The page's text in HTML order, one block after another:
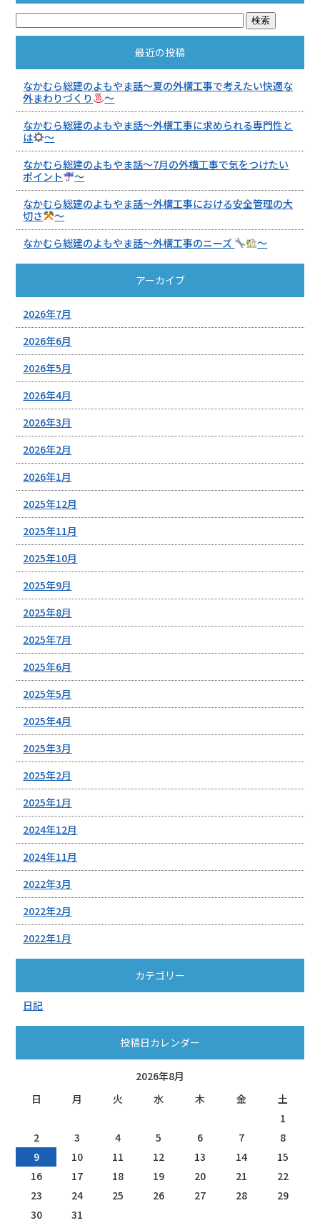
最近の投稿
なかむら総建のよもやま話～夏の外構工事で考えたい快適な
外まわりづくり
～
なかむら総建のよもやま話～外構工事に求められる専門性と
は
～
なかむら総建のよもやま話～7月の外構工事で気をつけたい
ポイント
～
なかむら総建のよもやま話～外構工事における安全管理の大
切さ
～
なかむら総建のよもやま話～外構工事のニーズ
～
アーカイブ
2026年7月
2026年6月
2026年5月
2026年4月
2026年3月
2026年2月
2026年1月
2025年12月
2025年11月
2025年10月
2025年9月
2025年8月
2025年7月
2025年6月
2025年5月
2025年4月
2025年3月
2025年2月
2025年1月
2024年12月
2024年11月
2022年3月
2022年2月
2022年1月
カテゴリー
日記
投稿日カレンダー
2026年8月
日
月 火 水 木 金
土
1
2
3 4 5 6 7
8
9
10 11 12 13 14
15
16
17 18 19 20 21
22
23
24 25 26 27 28
29
30
31